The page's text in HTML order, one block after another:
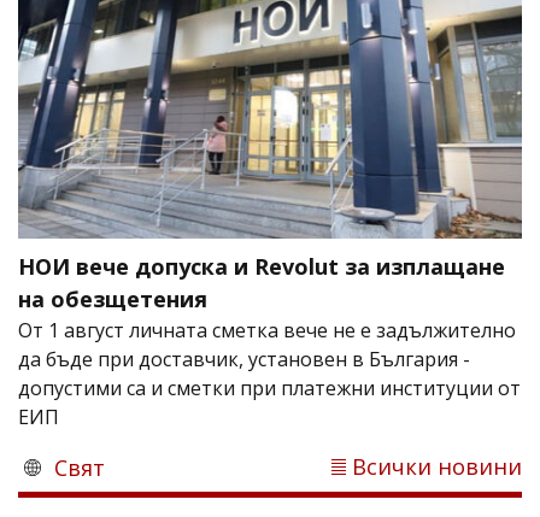
НОИ вече допуска и Revolut за изплащане
на обезщетения
От 1 август личната сметка вече не е задължително
да бъде при доставчик, установен в България -
допустими са и сметки при платежни институции от
ЕИП
Свят Всички новини